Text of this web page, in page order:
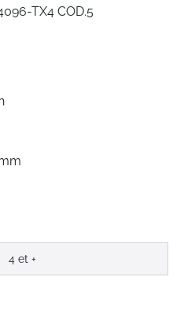
TX4 COD.5
4 et +